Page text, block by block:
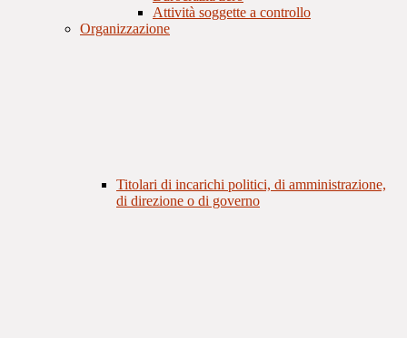
Attività soggette a controllo
Organizzazione
Titolari di incarichi politici, di amministrazione,
di direzione o di governo